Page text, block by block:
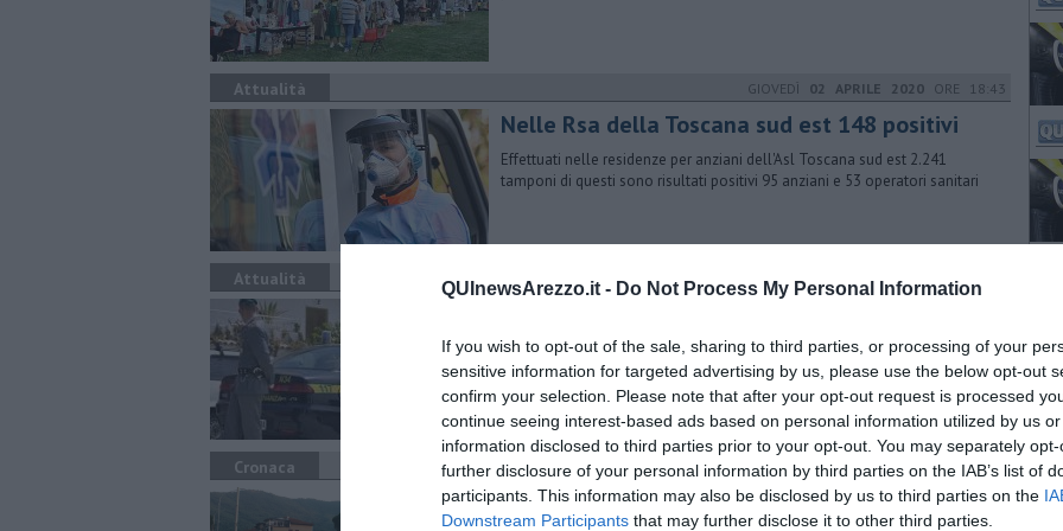
QUInewsArezzo.it - Do Not Process My Personal Information
If you wish to opt-out of the sale, sharing to third parties, or processing of your
sensitive information for targeted advertising by us, please use the below opt-out
confirm your selection. Please note that after your opt-out request is processed
continue seeing interest-based ads based on personal information utilized by us
information disclosed to third parties prior to your opt-out. You may separately
further disclosure of your personal information by third parties on the IAB’s list of
participants. This information may also be disclosed by us to third parties on the
Downstream Participants that may further disclose it to other third parties.
Attualità GIOVEDÌ 02 APRILE 2020 ORE 18:43
Nelle Rsa della Toscana sud est 148 positivi
Effettuati nelle residenze per anziani dell'Asl Toscana sud est 2.241
tamponi di questi sono risultati positivi 95 anziani e 53 operatori sanitari
Attualità GIOVEDÌ 30 APRILE 2020 ORE 14:41
tappeto
Beccato anche un trentenne alla guida di un motociclo privo di
assicurazione e con la patente sospesa
Cronaca LUNEDÌ03 AGOSTO 2020ORE 17:54
Droga e alcol, controlli a tappeto dei